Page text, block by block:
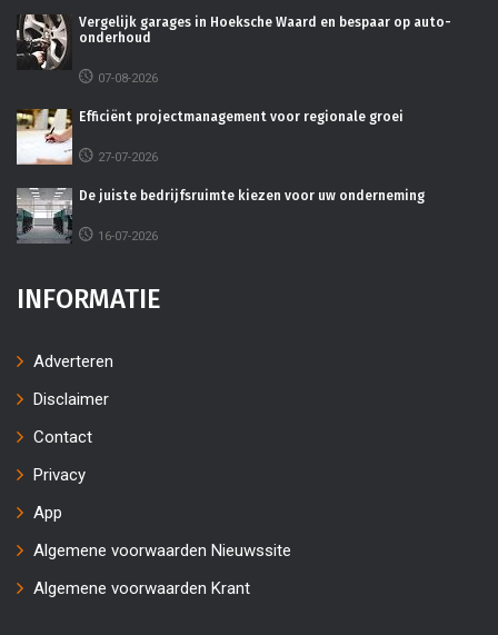
Vergelijk garages in Hoeksche Waard en bespaar op auto-
onderhoud
07-08-2026
Efficiënt projectmanagement voor regionale groei
27-07-2026
De juiste bedrijfsruimte kiezen voor uw onderneming
16-07-2026
INFORMATIE
Adverteren
Disclaimer
Contact
Privacy
App
Algemene voorwaarden Nieuwssite
Algemene voorwaarden Krant